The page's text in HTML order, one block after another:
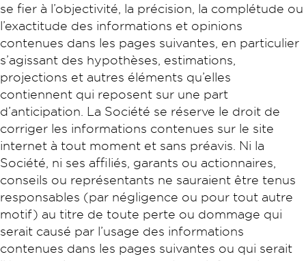
se fier à l’objectivité, la précision, la complétude ou
l’exactitude des informations et opinions
contenues dans les pages suivantes, en particulier
s’agissant des hypothèses, estimations,
projections et autres éléments qu’elles
contiennent qui reposent sur une part
d’anticipation. La Société se réserve le droit de
corriger les informations contenues sur le site
internet à tout moment et sans préavis. Ni la
Société, ni ses affiliés, garants ou actionnaires,
conseils ou représentants ne sauraient être tenus
responsables (par négligence ou pour tout autre
motif) au titre de toute perte ou dommage qui
serait causé par l’usage des informations
contenues dans les pages suivantes ou qui serait